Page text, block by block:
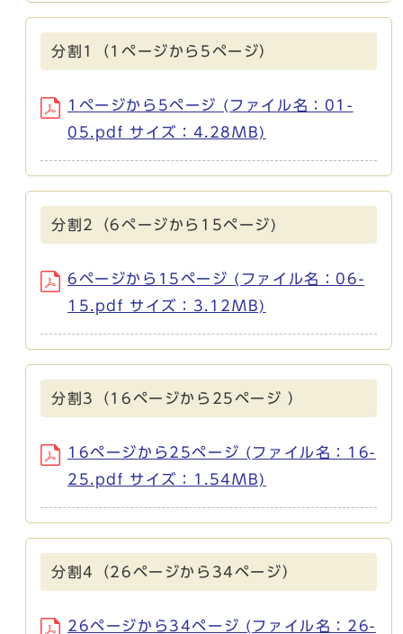
分割1（1ページから5ページ）
1ページから5ページ (ファイル名：01-
05.pdf サイズ：4.28MB)
分割2（6ページから15ページ)
6ページから15ページ (ファイル名：06-
15.pdf サイズ：3.12MB)
分割3（16ページから25ページ ）
16ページから25ページ (ファイル名：16-
25.pdf サイズ：1.54MB)
分割4（26ページから34ページ）
26ページから34ページ (ファイル名：26-